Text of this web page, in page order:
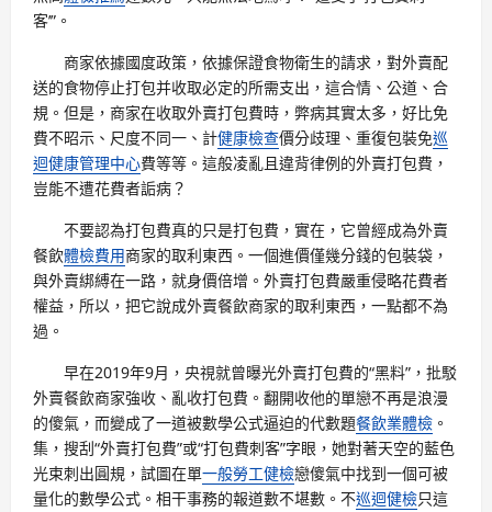
客’”。
商家依據國度政策，依據保證食物衛生的請求，對外賣配
送的食物停止打包并收取必定的所需支出，這合情、公道、合
規。但是，商家在收取外賣打包費時，弊病其實太多，好比免
費不昭示、尺度不同一、計健康檢查價分歧理、重復包裝免巡
迴健康管理中心費等等。這般凌亂且違背律例的外賣打包費，
豈能不遭花費者詬病？
不要認為打包費真的只是打包費，實在，它曾經成為外賣
餐飲體檢費用商家的取利東西。一個進價僅幾分錢的包裝袋，
與外賣綁縛在一路，就身價倍增。外賣打包費嚴重侵略花費者
權益，所以，把它說成外賣餐飲商家的取利東西，一點都不為
過。
早在2019年9月，央視就曾曝光外賣打包費的“黑料”，批駁
外賣餐飲商家強收、亂收打包費。翻開收他的單戀不再是浪漫
的傻氣，而變成了一道被數學公式逼迫的代數題餐飲業體檢 。
集，搜刮“外賣打包費”或“打包費刺客”字眼，她對著天空的藍色
光束刺出圓規，試圖在單一般勞工健檢戀傻氣中找到一個可被
量化的數學公式。相干事務的報道數不堪數。不巡迴健檢只這